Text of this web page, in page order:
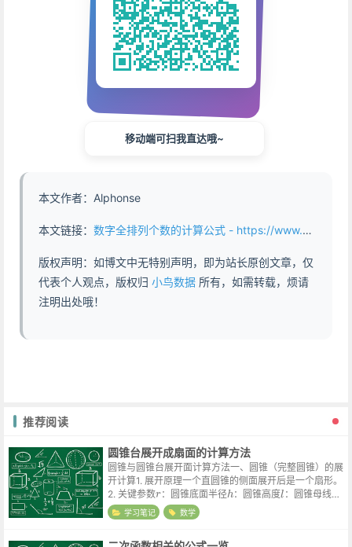
移动端可扫我直达哦~
本文作者：Alphonse
本文链接： 数字全排列个数的计算公式 - https://www.abddb.com/Calculation_formula_for_the_number_of_permutations.html
版权声明：如博文中无特别声明，即为站长原创文章，仅
代表个人观点，版权归 小鸟数据 所有，如需转载，烦请
注明出处哦！
推荐阅读
圆锥台展开成扇面的计算方法
圆锥与圆锥台展开面计算方法一、圆锥（完整圆锥）的展
开计算1. 展开原理一个直圆锥的侧面展开后是一个扇形。
2. 关键参数r：圆锥底面半径h：圆锥高度l：圆锥母线长
（从顶点到底面边缘）3. 计算公式3....
学习笔记 数学